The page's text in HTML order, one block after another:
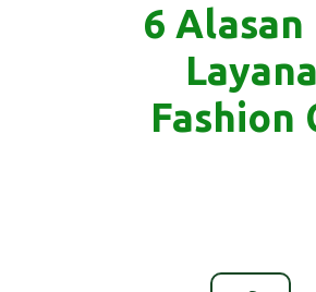
6 Alasan
Fashion